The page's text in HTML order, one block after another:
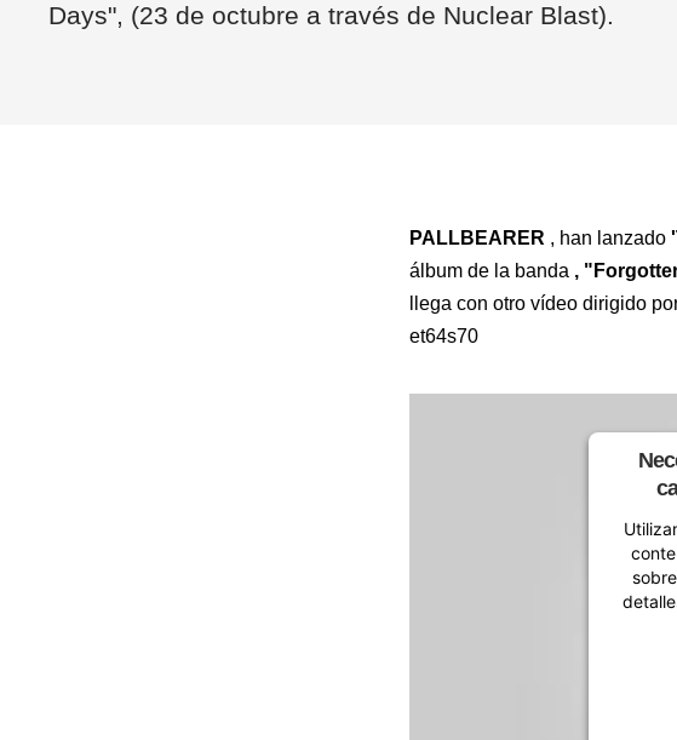
Days", (23 de octubre a través de Nuclear Blast).
PALLBEARER , han lanzado
álbum de la banda ,
llega con otro vídeo dirigido
et64s70